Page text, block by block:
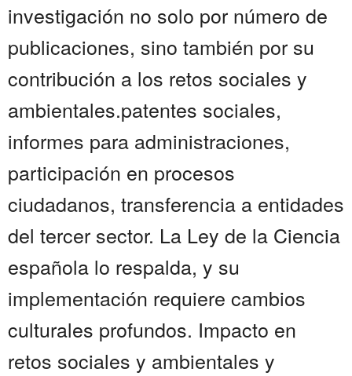
investigación no solo por número de
publicaciones, sino también por su
contribución a los retos sociales y
ambientales.patentes sociales,
informes para administraciones,
participación en procesos
ciudadanos, transferencia a entidades
del tercer sector. La Ley de la Ciencia
española lo respalda, y su
implementación requiere cambios
culturales profundos. Impacto en
retos sociales y ambientales y